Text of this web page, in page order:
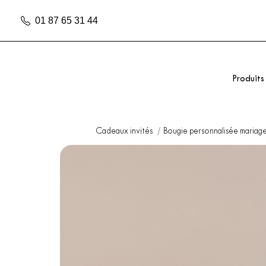
01 87 65 31 44
Produits
Cadeaux invités Bougie personnalisée